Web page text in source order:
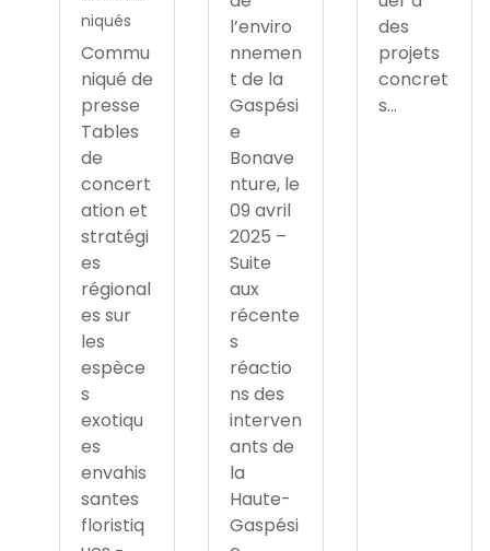
niqués
Commu
niqué de
presse
Tables
de
concert
ation et
stratégi
es
régional
es sur
les
espèce
s
exotiqu
es
envahis
santes
floristiq
l’enviro
nnemen
t de la
Gaspési
e
Bonave
nture, le
09 avril
2025 –
Suite
aux
récente
s
réactio
ns des
interven
ants de
la
Haute-
Gaspési
des
projets
concret
s...